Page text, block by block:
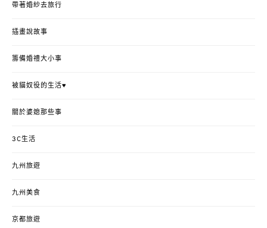
帶著婚紗去旅行
插畫說故事
籌備婚禮大小事
被貓奴役的生活♥
關於婆媳那些事
3C生活
九州旅遊
九州美食
京都旅遊